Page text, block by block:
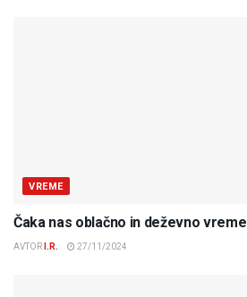
VREME
Čaka nas oblačno in deževno vreme
AVTOR I.R. 27/11/2024